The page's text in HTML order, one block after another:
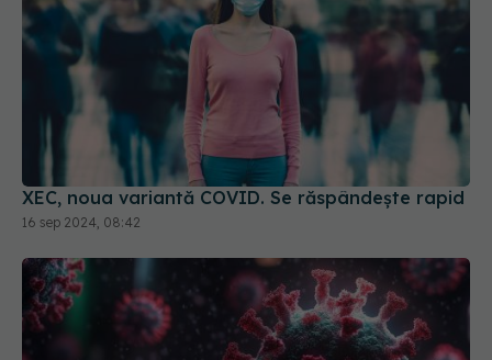
XEC, noua variantă COVID. Se răspândește rapid
16 sep 2024, 08:42